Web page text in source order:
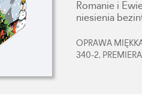
Romanie i
niesienia
OPRAWA
340-2,